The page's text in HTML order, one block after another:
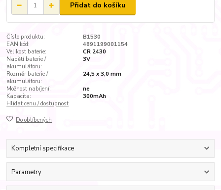
Přidat do košíku
Číslo produktu:
B1530
EAN kód:
4891199001154
Velikost baterie:
CR 2430
Napětí baterie /
akumulátoru:
3V
Rozměr baterie /
akumulátoru:
24,5 x 3,0 mm
Možnost nabíjení:
ne
Kapacita:
300mAh
Hlídat cenu / dostupnost
Do oblíbených
Kompletní specifikace
Parametry